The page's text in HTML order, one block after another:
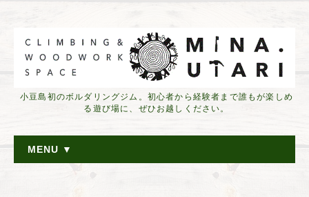
小豆島初のボルダリングジム。初心者から経験者まで誰もが楽しめ
る遊び場に、ぜひお越しください。
MENU ▼